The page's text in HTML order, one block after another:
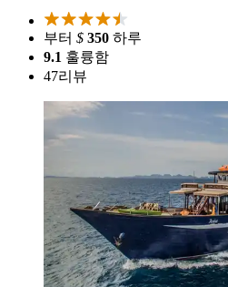
부터 $ 350 하루
9.1 훌륭함
47리뷰